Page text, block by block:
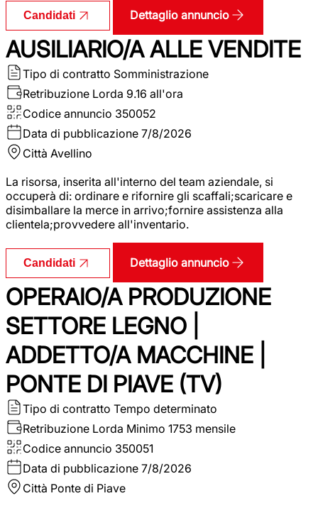
Candidati Dettaglio annuncio
AUSILIARIO/A ALLE VENDITE
Tipo di contratto Somministrazione
Retribuzione Lorda 9.16 all'ora
Codice annuncio 350052
Data di pubblicazione 7/8/2026
Città Avellino
La risorsa, inserita all'interno del team aziendale, si
occuperà di: ordinare e rifornire gli scaffali;scaricare e
disimballare la merce in arrivo;fornire assistenza alla
clientela;provvedere all'inventario.
Candidati Dettaglio annuncio
OPERAIO/A PRODUZIONE
SETTORE LEGNO |
ADDETTO/A MACCHINE |
PONTE DI PIAVE (TV)
Tipo di contratto Tempo determinato
Retribuzione Lorda Minimo 1753 mensile
Codice annuncio 350051
Data di pubblicazione 7/8/2026
Città Ponte di Piave